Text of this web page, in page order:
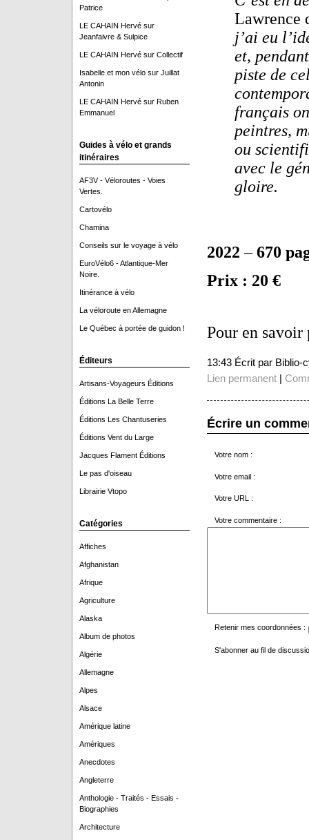
Patrice
LE CAHAIN Hervésur
Jeanfaivre & Sulpice
LE CAHAIN Hervésur Collectif
Isabelle et mon vélosur Juillat
Antonin
LE CAHAIN Hervésur Ruben
Emmanuel
Guides à vélo et grands
itinéraires
AF3V - Véloroutes - Voies
Vertes.
Cartovélo
Chamina
Conseils sur le voyage à vélo
EuroVélo6 - Atlantique-Mer
Noire.
Itinérance à vélo
La véloroute en Allemagne
Le Québec à portée de guidon !
Éditeurs
Artisans-Voyageurs Éditions
Éditions La Belle Terre
Éditions Les Chantuseries
Éditions Vent du Large
Jacques Flament Éditions
Le pas d'oiseau
Librairie Vtopo
Catégories
Affiches
Afghanistan
Afrique
Agriculture
Alaska
Album de photos
Algérie
Allemagne
Alpes
Alsace
Amérique latine
Amériques
Anecdotes
Angleterre
Anthologie - Traités - Essais -
Biographies
Architecture
Lawrence
j’ai eu
et,
piste de
français
peintres,
ou
avec le
gloire.
2022 –670
Prix : 20 €
Pour en
13:43 Écrit par Biblio-
Lien permanent|
Écrire un
Votre nom :
Votre email :
Votre URL :
Votre commentaire :
Retenir mes coordonnées :
S'abonner au fil de